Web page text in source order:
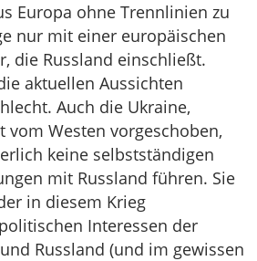
Europa ohne Trennlinien zu
nur mit einer europäischen
die Russland einschließt.
aktuellen Aussichten
Auch die Ukraine,
Westen vorgeschoben,
keine selbstständigen
mit Russland führen. Sie
in diesem Krieg
Interessen der
Russland (und im gewissen